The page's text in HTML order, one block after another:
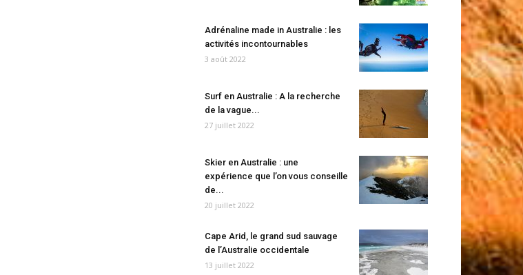
Adrénaline made in Australie : les
activités incontournables
3 août 2022
Surf en Australie : A la recherche
de la vague...
27 juillet 2022
Skier en Australie : une
expérience que l’on vous conseille
de...
20 juillet 2022
Cape Arid, le grand sud sauvage
de l’Australie occidentale
13 juillet 2022